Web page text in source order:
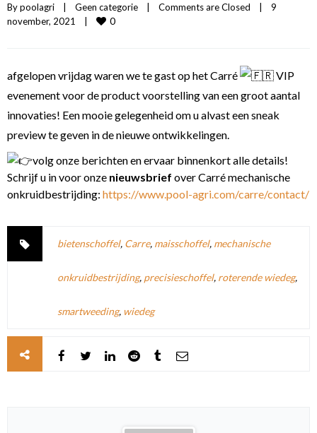
By poolagri | Geen categorie | Comments are Closed |
9
november, 2021 | 0
afgelopen vrijdag waren we te gast op het Carré
VIP
evenement voor de product voorstelling van een groot aantal
innovaties! Een mooie gelegenheid om u alvast een sneak
preview te geven in de nieuwe ontwikkelingen.
volg onze berichten en ervaar binnenkort alle details!
Schrijf u in voor onze nieuwsbrief over Carré mechanische
onkruidbestrijding: https://www.pool-agri.com/carre/contact/
bietenschoffel, Carre, maisschoffel, mechanische
onkruidbestrijding, precisieschoffel, roterende wiedeg,
smartweeding, wiedeg